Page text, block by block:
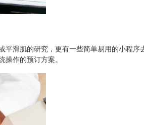
滑肌的研究，更有一些简单易用的小程
作的预订方案。